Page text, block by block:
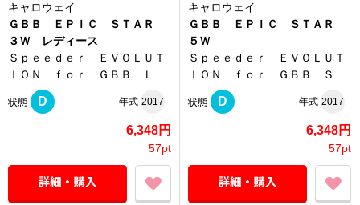
キャロウェイ
ＧＢＢ ＥＰＩＣ ＳＴＡＲ
３Ｗ レディース
Ｓｐｅｅｄｅｒ ＥＶＯＬＵＴ
ＩＯＮ ｆｏｒ ＧＢＢ Ｌ
状態 D 年式 2017
6,348円
57pt
キャロウェイ
ＧＢＢ ＥＰＩＣ ＳＴＡＲ
５Ｗ
Ｓｐｅｅｄｅｒ ＥＶＯＬＵＴ
ＩＯＮ ｆｏｒ ＧＢＢ Ｓ
状態 D 年式 2017
6,348円
57pt